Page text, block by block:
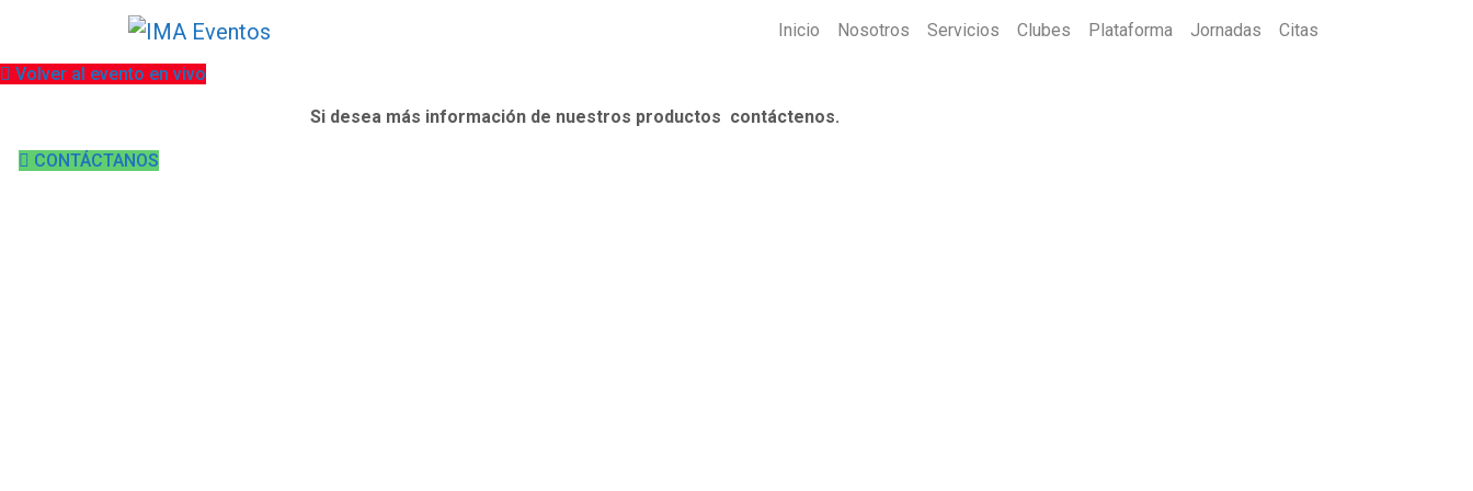
Inicio Nosotros Servicios Clubes Plataforma Jornadas Citas
Volver al evento en vivo
Si desea más información de nuestros productos contáctenos.
CONTÁCTANOS